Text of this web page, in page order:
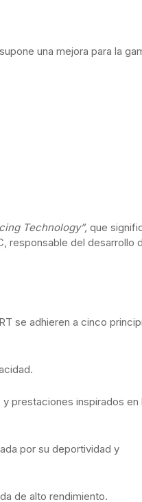
una mejora para la
Technology”, que
responsable del
se adhieren a cinco
prestaciones inspirados en
por su deportividad y
de alto rendimiento.